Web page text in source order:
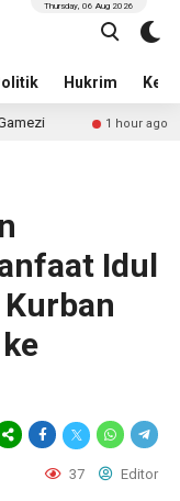
Hukrim
Thursday, 06 Aug 2026
1 hour ago Maujual
Idul
37 Editor